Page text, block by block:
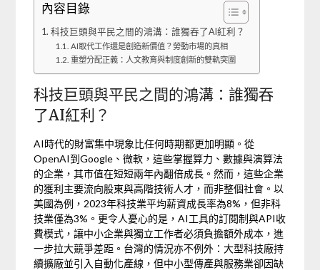
內容目錄
科技巨頭與平民之間的鴻溝：誰獨吞了AI紅利？
AI取代工作還是創造新價值？勞動市場的真相
重塑分配正義：人文教育與制度創新的雙軌突圍
科技巨頭與平民之間的鴻溝：誰獨吞
了AI紅利？
AI時代的財富集中現象比任何時期都更加明顯。從
OpenAI到Google、微軟，這些掌握算力、數據與演算法
的企業，其市值在短短兩年內翻倍成長。然而，這些企業
的獲利主要流向股東與高階技術人才，而非整個社會。以
美國為例，2023年科技業平均薪資成長率為8%，但非科
技業僅為3%。更令人憂心的是，AI工具的訂閱制與API收
費模式，讓中小企業與獨立工作者必須負擔額外成本，進
一步拉大競爭差距。台灣的情況亦不例外：大型科技廠持
續擴廠並引入自動化產線，但中小型傳產與服務業卻因缺